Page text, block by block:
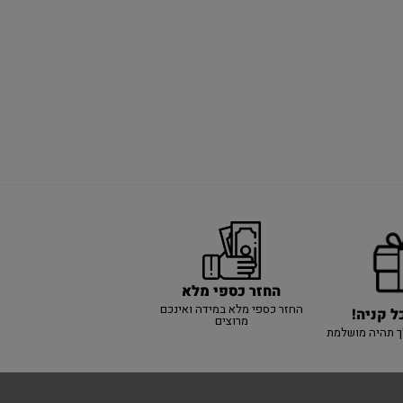
קניה!
תהיה מושלמת
החזר כספי מלא
החזר כספי מלא במידה ואינכם
מרוצים